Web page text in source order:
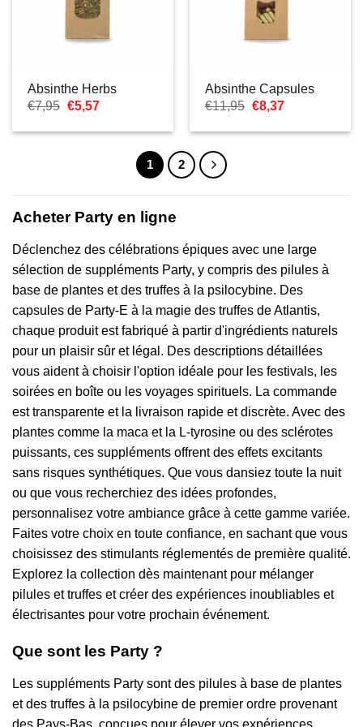
Absinthe Herbs
€7,95 Le
initial
€5,57Le
actuel
Absinthe Capsules
€11,95 Le
initial
€8,37Le
actuel
1 2
Acheter Party en ligne
Déclenchez des célébrations épiques avec une large
sélection de suppléments Party, y compris des pilules à
base de plantes et des truffes à la psilocybine. Des
capsules de Party-E à la magie des truffes de Atlantis,
chaque produit est fabriqué à partir d'ingrédients naturels
pour un plaisir sûr et légal. Des descriptions détaillées
vous aident à choisir l'option idéale pour les festivals, les
soirées en boîte ou les voyages spirituels. La commande
est transparente et la livraison rapide et discrète. Avec des
plantes comme la maca et la L-tyrosine ou des sclérotes
puissants, ces suppléments offrent des effets excitants
sans risques synthétiques. Que vous dansiez toute la nuit
ou que vous recherchiez des idées profondes,
personnalisez votre ambiance grâce à cette gamme variée.
Faites votre choix en toute confiance, en sachant que vous
choisissez des stimulants réglementés de première qualité.
Explorez la collection dès maintenant pour mélanger
pilules et truffes et créer des expériences inoubliables et
électrisantes pour votre prochain événement.
Que sont les Party ?
Les suppléments Party sont des pilules à base de plantes
et des truffes à la psilocybine de premier ordre provenant
des Pays-Bas, conçues pour élever vos expériences